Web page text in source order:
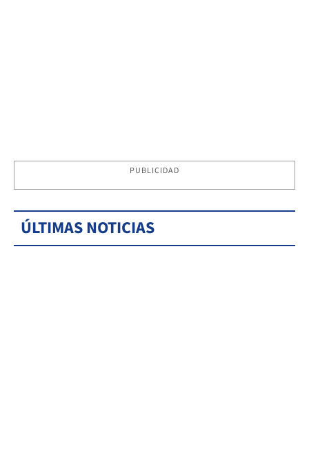
PUBLICIDAD
ÚLTIMAS NOTICIAS